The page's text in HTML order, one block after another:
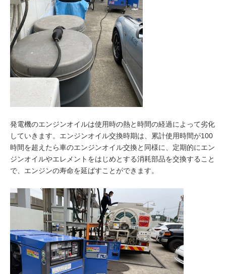
発電機のエンジンオイルは使用時の熱と時間の経過によって劣化
していきます。エンジンオイル交換時期は、累計使用時間が100
時間を超えたら車のエンジンオイル交換と同様に、定期的にエン
ジンオイルやエレメントをはじめとする消耗部品を交換すること
で、エンジンの寿命を延ばすことができます。